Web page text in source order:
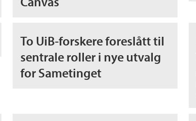
To UiB-forskere foreslått til
sentrale roller i nye utvalg
for Sametinget